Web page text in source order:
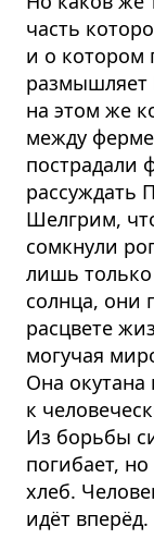
часть
и о котором
размышляет
на этом же
между
пострадали
рассуждать
Шелгрим,
сомкнули
лишь
солнца, они
расцвете
могучая
Она окутана
к
Из борьбы
погибает,
хлеб.
идёт вперёд.